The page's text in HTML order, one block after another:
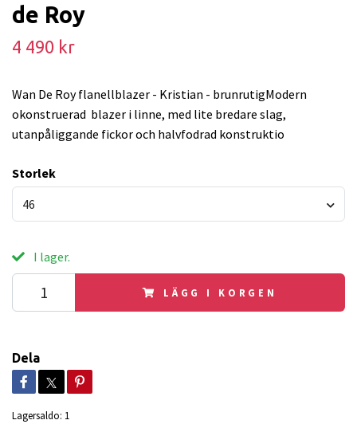
de Roy
4 490 kr
Wan De Roy flanellblazer - Kristian - brunrutigModern
okonstruerad blazer i linne, med lite bredare slag,
utanpåliggande fickor och halvfodrad konstruktio
Storlek
46
I lager.
LÄGG I KORGEN
Dela
Lagersaldo: 1